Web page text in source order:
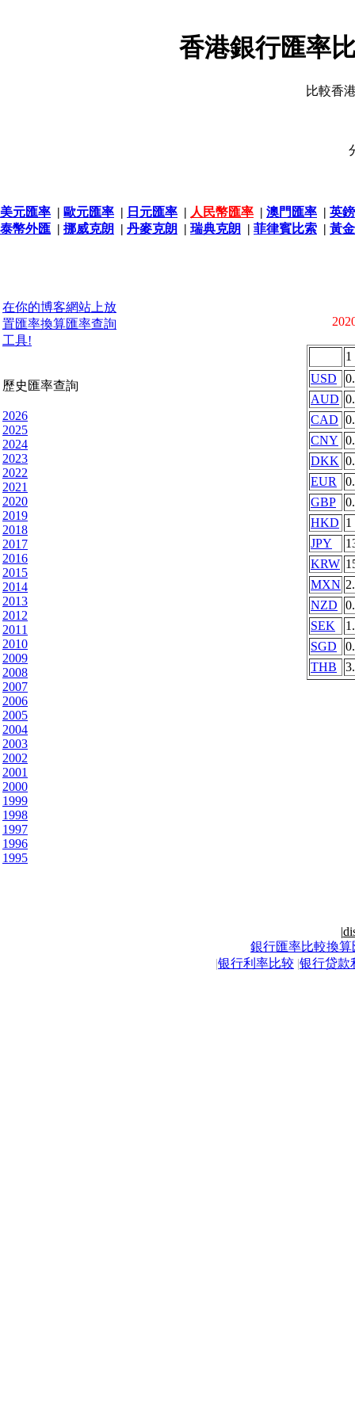
香港銀行匯率
比較香
美元匯率 | 歐元匯率 | 日元匯率 | 人民幣匯率 | 澳門匯率 | 英
泰幣外匯 | 挪威克朗 | 丹麥克朗 | 瑞典克朗 | 菲律賓比索 | 黃
在你的博客網站上放
置匯率換算匯率查詢
工具!
歷史匯率查詢
2026
2025
2024
2023
2022
2021
2020
2019
2018
2017
2016
2015
2014
2013
2012
2011
2010
2009
2008
2007
2006
2005
2004
2003
2002
2001
2000
1999
1998
1997
1996
1995
1
USD
AUD
CAD
CNY
DKK
EUR
GBP
HKD 1
JPY
KRW
MXN
NZD
SEK
SGD
THB
|
銀行匯率比較換算
|银行利率比较 |银行贷款